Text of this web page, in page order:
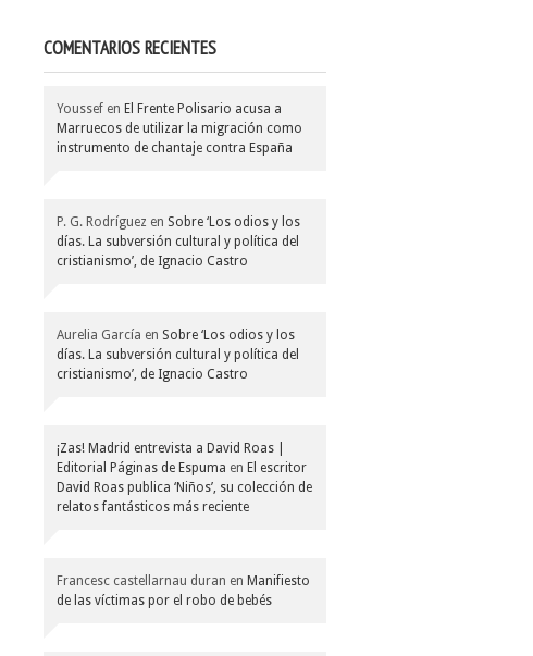
COMENTARIOS RECIENTES
Youssef en El Frente Polisario acusa a
Marruecos de utilizar la migración como
instrumento de chantaje contra España
P. G. Rodríguez en Sobre ‘Los odios y los
días. La subversión cultural y política del
cristianismo’, de Ignacio Castro
Aurelia García en Sobre ‘Los odios y los
días. La subversión cultural y política del
cristianismo’, de Ignacio Castro
¡Zas! Madrid entrevista a David Roas |
Editorial Páginas de Espuma en El escritor
David Roas publica ‘Niños’, su colección de
relatos fantásticos más reciente
Francesc castellarnau duran en Manifiesto
de las víctimas por el robo de bebés